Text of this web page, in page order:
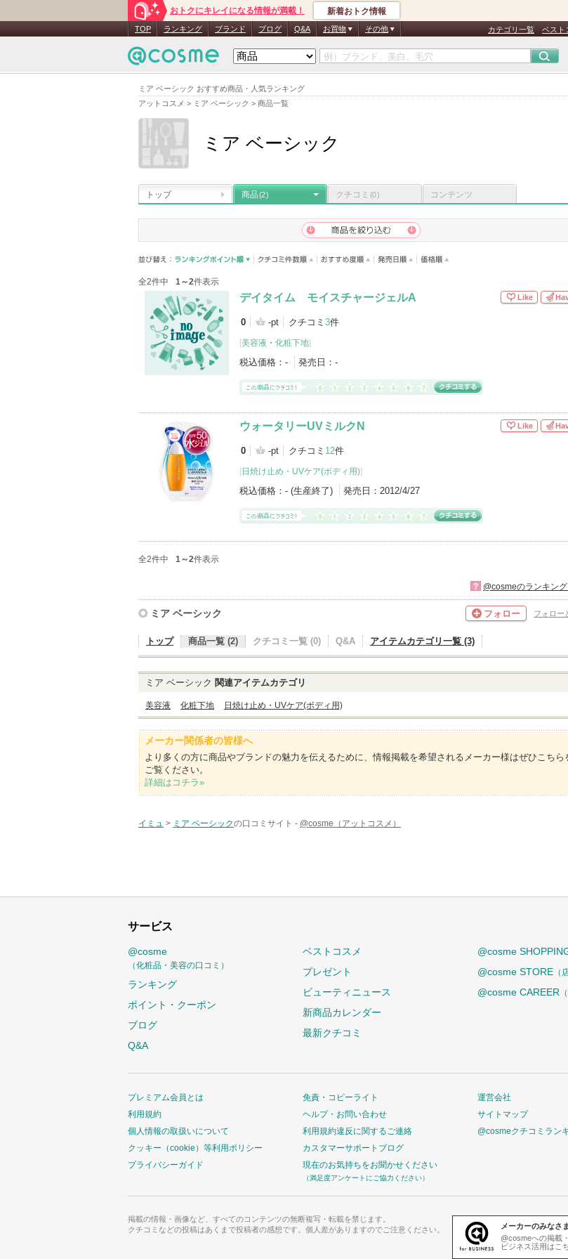
ミア ベーシック おすすめ商品・人気ランキング
アットコスメ > ミア ベーシック > 商品一覧
おトクにキレイになる情報が満載！ 新着おトク情報
TOP ランキング ブランド ブログ Q&A お買物 その他 カテゴリ一覧 ベスト
ミア ベーシック
トップ 商品(2) クチコミ (0) コンテンツ
全2件中 1～2件表示
デイタイム モイスチャージェルA
0 -pt クチコミ 3件
[美容液 ・ 化粧下地]
税込価格： - 発売日： -
Like
ウォータリーUVミルクN
0 -pt クチコミ 12件
[日焼け止め・UVケア(ボディ用)]
税込価格： - (生産終了) 発売日： 2012/4/27
Like
全2件中 1～2件表示
? @cosmeのランキン
ミア ベーシック フォロー フォロー
トップ 商品一覧 (2) クチコミ一覧 (0) Q&A アイテムカテゴリ一覧 (3)
ミア ベーシック 関連アイテムカテゴリ
美容液 化粧下地 日焼け止め・UVケア(ボディ用)
メーカー関係者の皆様へ
より多くの方に商品やブランドの魅力を伝えるために、情報掲載を希望されるメーカー様はぜひこちら
ご覧ください。
詳細はコチラ»
イミュ > ミア ベーシックの口コミサイト - @cosme（アットコスメ）
サービス
@cosme
（化粧品・美容の口コミ）
ランキング
ポイント・クーポン
ブログ
Q&A
ベストコスメ
プレゼント
ビューティニュース
新商品カレンダー
最新クチコミ
@cosme
@cosme STORE （
@cosme CAREER
プレミアム会員とは
利用規約
個人情報の取扱いについて
クッキー（cookie）等利用ポリシー
プライバシーガイド
免責・コピーライト
ヘルプ・お問い合わせ
利用規約違反に関するご連絡
カスタマーサポートブログ
現在のお気持ちをお聞かせください
（満足度アンケートにご協力ください）
運営会社
サイトマップ
@cosmeクチコミラン
掲載の情報・画像など、すべてのコンテンツの無断複写・転載を禁じます。
クチコミなどの投稿はあくまで投稿者の感想です。個人差がありますのでご注意ください。
メーカーのみなさ
@cosmeへの掲載・
ビジネス活用はこ